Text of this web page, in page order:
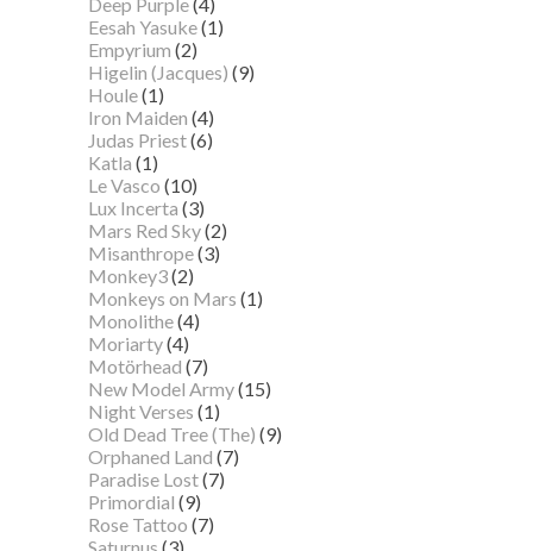
Eesah Yasuke(1)
Empyrium (2)
Higelin (Jacques) (9)
Houle(1)
Iron Maiden (4)
Judas Priest(6)
Katla (1)
Le Vasco (10)
Lux Incerta (3)
Mars Red Sky(2)
Misanthrope(3)
Monkey3(2)
Monkeys on Mars (1)
Monolithe(4)
Moriarty(4)
Motörhead (7)
New Model Army(15)
Night Verses (1)
Old Dead Tree (The) (9)
Orphaned Land (7)
Paradise Lost(7)
Primordial (9)
Rose Tattoo (7)